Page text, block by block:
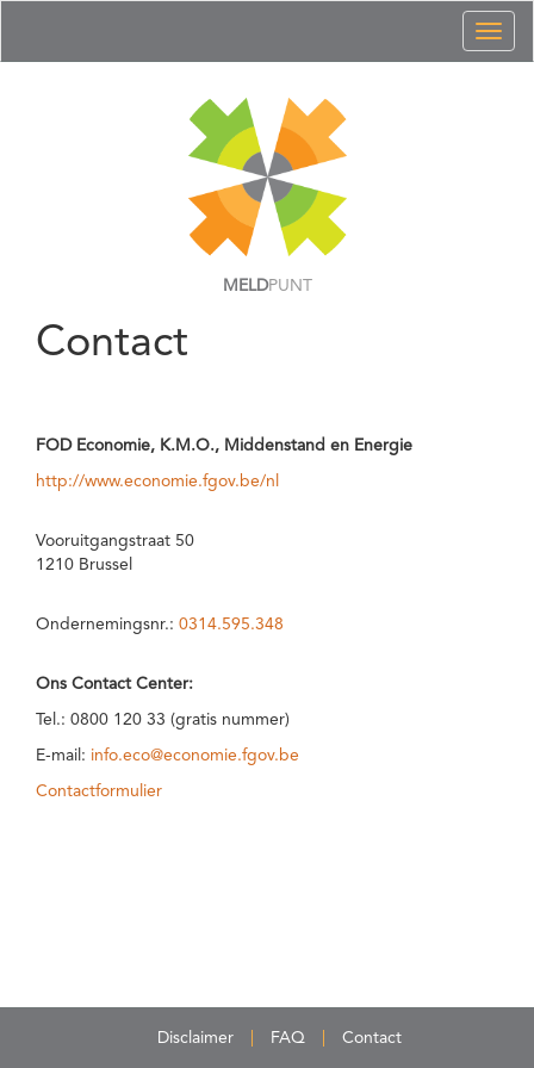
MELDPUNT
Contact
FOD Economie, K.M.O., Middenstand en Energie
http://www.economie.fgov.be/nl
Vooruitgangstraat 50
1210 Brussel
Ondernemingsnr.: 0314.595.348
Ons Contact Center:
Tel.: 0800 120 33 (gratis nummer)
E-mail: info.eco@economie.fgov.be
Contactformulier
Disclaimer FAQ Contact